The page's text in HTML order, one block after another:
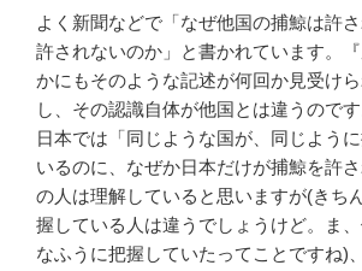
よく新聞などで「なぜ他国の捕鯨は許
許されないのか」と書かれています。
かにもそのような記述が何回か見受け
し、その認識自体が他国とは違うので
日本では「同じような国が、同じよう
いるのに、なぜか日本だけが捕鯨を許
の人は理解していると思いますが(きち
握している人は違うでしょうけど。ま
なふうに把握していたってことですね)